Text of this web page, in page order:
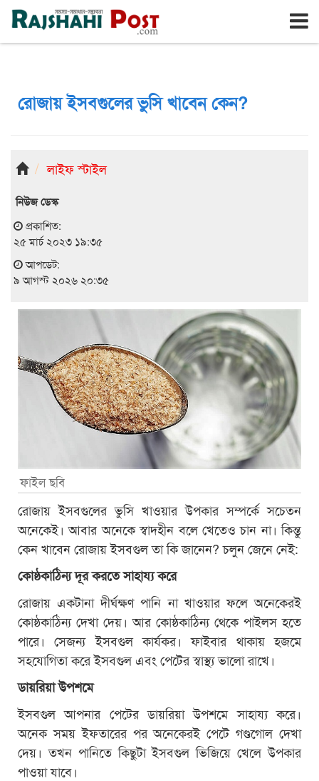
রাজশাহী রবিবার, ৯ই আগস্ট ২০২৬, ২৬শে শ্রাবণ ১৪৩৩
রোজায় ইসবগুলের ভুসি খাবেন কেন?
লাইফ স্টাইল
নিউজ ডেস্ক
প্রকাশিত:
২৫ মার্চ ২০২৩ ১৯:৩৫
আপডেট:
৯ আগস্ট ২০২৬ ২০:৩৫
ফাইল ছবি
রোজায় ইসবগুলের ভুসি খাওয়ার উপকার সম্পর্কে সচেতন
অনেকেই। আবার অনেকে স্বাদহীন বলে খেতেও চান না। কিন্তু
কেন খাবেন রোজায় ইসবগুল তা কি জানেন? চলুন জেনে নেই:
কোষ্ঠকাঠিন্য দূর করতে সাহায্য করে
রোজায় একটানা দীর্ঘক্ষণ পানি না খাওয়ার ফলে অনেকেরই
কোষ্ঠকাঠিন্য দেখা দেয়। আর কোষ্ঠকাঠিন্য থেকে পাইলস হতে
পারে। সেজন্য ইসবগুল কার্যকর। ফাইবার থাকায় হজমে
সহযোগিতা করে ইসবগুল এবং পেটের স্বাস্থ্য ভালো রাখে।
ডায়রিয়া উপশমে
ইসবগুল আপনার পেটের ডায়রিয়া উপশমে সাহায্য করে।
অনেক সময় ইফতারের পর অনেকেরই পেটে গণ্ডগোল দেখা
দেয়। তখন পানিতে কিছুটা ইসবগুল ভিজিয়ে খেলে উপকার
পাওয়া যাবে।